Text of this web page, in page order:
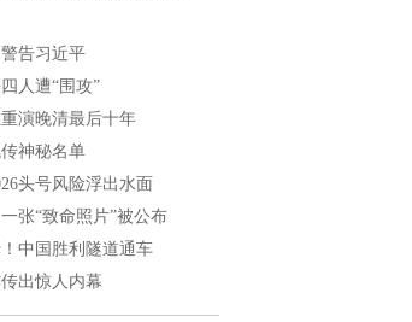
告习近平
人遭“围攻”
演晚清最后十年
神秘名单
头号风险浮出水面
张“致命照片”被公布
中国胜利隧道通车
出惊人内幕